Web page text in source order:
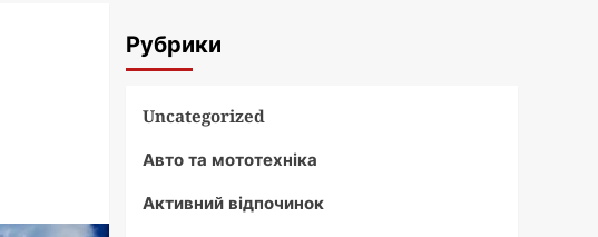
Рубрики
Uncategorized
Авто та мототехніка
Активний відпочинок